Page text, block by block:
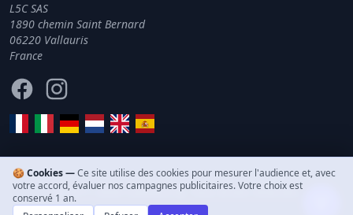
L5C SAS
1890 chemin Saint Bernard
06220 Vallauris
France
FacebookInstagram
© 2011–2026 CadeauCity. Tous droits réservés.
🍪 Cookies —Ce site utilise des cookies pour mesurer l'audience et, avec
votre accord, évaluer nos campagnes publicitaires. Votre choix est
conservé 1 an.